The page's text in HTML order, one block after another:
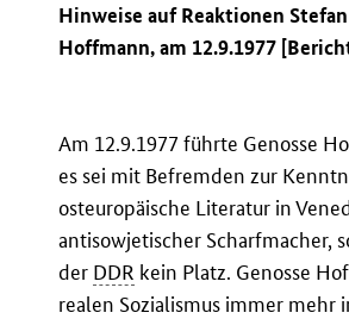
Hinweise auf Reaktionen
Hoffmann, am 12.9.1977
Am 12.9.1977 führte Genosse
es sei mit Befremden zur
osteuropäische Literatur in
antisowjetischer Scharfmacher,
der DDR kein Platz. Genosse
realen Sozialismus immer mehr